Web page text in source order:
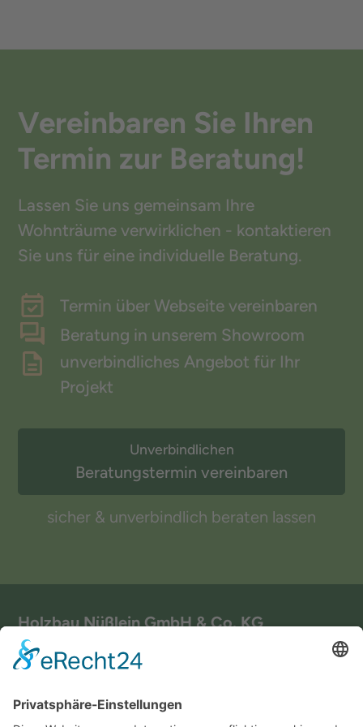
Hauses.
Nüßlein unterstützen wir Sie gerne dabei, Ihr
Vereinbaren Sie Ihren
Termin zur Beratung!
Lassen Sie uns gemeinsam Ihre
Wohnträume verwirklichen - kontaktieren
Sie uns für eine individuelle Beratung.
Termin über Webseite vereinbaren
Beratung in unserem Showroom
unverbindliches Angebot für Ihr
Projekt
Unverbindlichen
Beratungstermin vereinbaren
sicher & unverbindlich beraten lassen
Holzbau Nüßlein GmbH & Co. KG
Scheßlitzer Str. 7
96199 Zapfendorf
+49 (0) 9547 1519